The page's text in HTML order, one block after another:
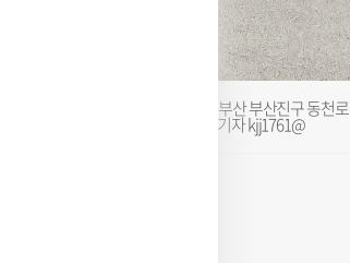
23일 부산 부산진구 동
종진 기자 kjj1761@